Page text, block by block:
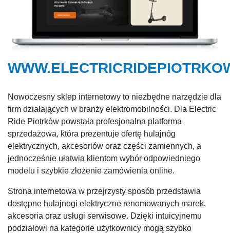
Nowoczesny sklep internetowy to niezbędne narzędzie dla
firm działających w branży elektromobilności. Dla Electric
Ride Piotrków powstała profesjonalna platforma
sprzedażowa, która prezentuje ofertę hulajnóg
elektrycznych, akcesoriów oraz części zamiennych, a
jednocześnie ułatwia klientom wybór odpowiedniego
modelu i szybkie złożenie zamówienia online.
Strona internetowa w przejrzysty sposób przedstawia
dostępne hulajnogi elektryczne renomowanych marek,
akcesoria oraz usługi serwisowe. Dzięki intuicyjnemu
podziałowi na kategorie użytkownicy mogą szybko